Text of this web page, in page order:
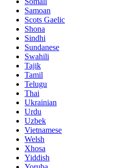
Samoan
Scots Gaelic
Shona
Sindhi
Sundanese
Swahili
Tajik
Tamil
Telugu
Thai
Ukrainian
Urdu
Uzbek
Vietnamese
Welsh
Xhosa
Yiddish